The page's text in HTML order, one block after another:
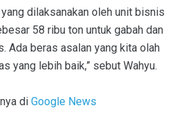
dilaksanakan oleh unit bisnis
58 ribu ton untuk gabah dan
Ada beras asalan yang kita olah
yang lebih baik,” sebut Wahyu.
di Google News